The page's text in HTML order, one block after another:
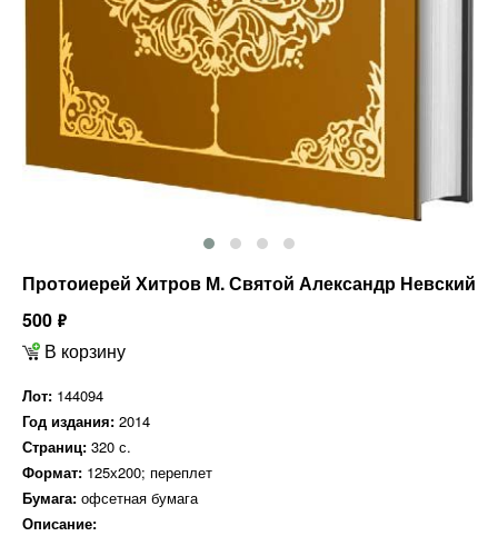
Протоиерей Хитров М. Святой Александр Невский
500 ф
В корзину
Лот: 144094
Год издания: 2014
Страниц: 320 с.
Формат: 125х200; переплет
Бумага: офсетная бумага
Описание: